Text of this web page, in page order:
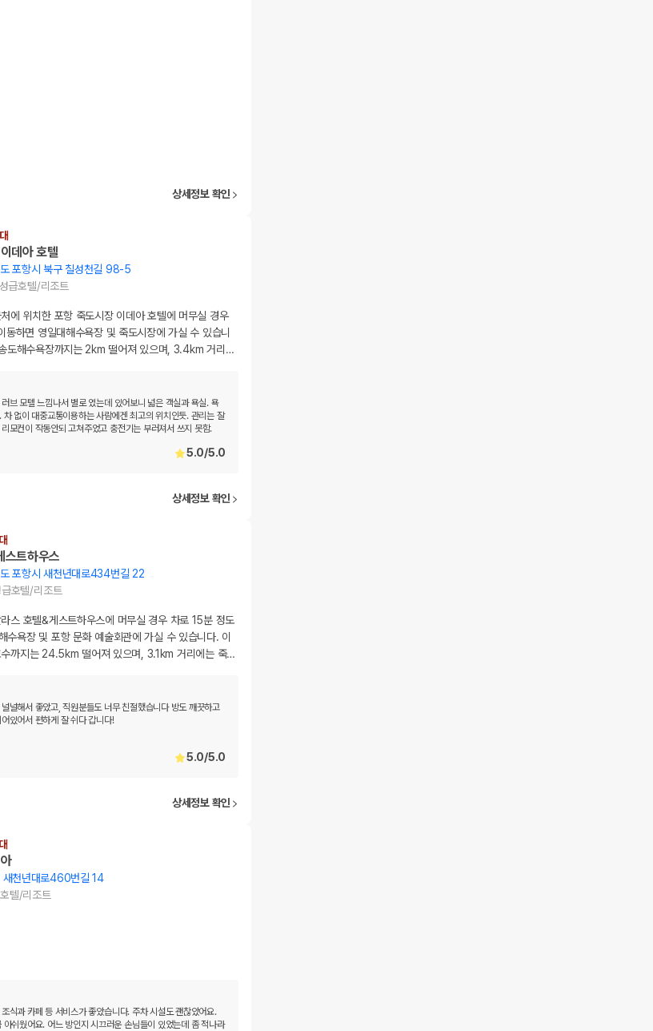
상세정보 확인
데아 호텔
포항시 북구 칠성천길 98-5
성급호텔/리조트
에 위치한 포항 죽도시장 이데아 호텔에 머무실 경우
동하면 영일대해수욕장 및 죽도시장에 가실 수 있습니
도해수욕장까지는 2km 떨어져 있으며, 3.4km 거리 …
브 모텔 느낌나서 별로 였는데 있어보니 넓은 객실과 욕실. 욕
차 없이 대중교통이용하는 사람에겐 최고의 위치인듯. 관리는 잘
모컨이 작동안되 고쳐주었고 충전기는 부러져서 쓰지 못함.
5.0/5.0
상세정보 확인
스트하우스
포항시 새천년대로434번길 22
호텔/리조트
스 호텔&게스트하우스에 머무실 경우 차로 15분 정도
수욕장 및 포항 문화 예술회관에 가실 수 있습니다. 이
까지는 24.5km 떨어져 있으며, 3.1km 거리에는 죽…
널해서 좋았고, 직원분들도 너무 친절했습니다 방도 깨끗하고
있어서 편하게 잘 쉬다 갑니다!
5.0/5.0
상세정보 확인
새천년대로460번길 14
호텔/리조트
식과 카페 등 서비스가 좋았습니다. 주차 시설도 괜찮았어요.
아쉬웠어요. 어느 방인지 시끄러운 손님들이 있었는데 좀 적나라